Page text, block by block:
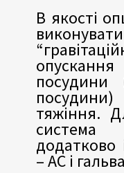
В якості
посудини
тяжіння.
система
додатково
– AC і